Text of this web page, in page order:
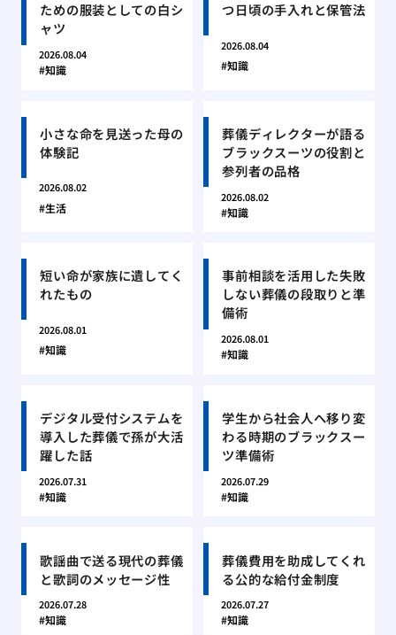
ための服装としての白シ
ャツ
2026.08.04
知識
つ日頃の手入れと保管法
2026.08.04
知識
小さな命を見送った母の
体験記
2026.08.02
生活
葬儀ディレクターが語る
ブラックスーツの役割と
参列者の品格
2026.08.02
知識
短い命が家族に遺してく
れたもの
2026.08.01
知識
事前相談を活用した失敗
しない葬儀の段取りと準
備術
2026.08.01
知識
デジタル受付システムを
導入した葬儀で孫が大活
躍した話
2026.07.31
知識
学生から社会人へ移り変
わる時期のブラックスー
ツ準備術
2026.07.29
知識
歌謡曲で送る現代の葬儀
と歌詞のメッセージ性
2026.07.28
知識
葬儀費用を助成してくれ
る公的な給付金制度
2026.07.27
知識